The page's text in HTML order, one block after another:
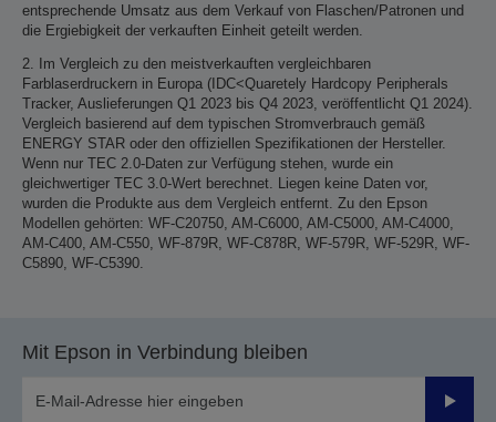
entsprechende Umsatz aus dem Verkauf von Flaschen/Patronen und
die Ergiebigkeit der verkauften Einheit geteilt werden.
2. Im Vergleich zu den meistverkauften vergleichbaren
Farblaserdruckern in Europa (IDC<Quaretely Hardcopy Peripherals
Tracker, Auslieferungen Q1 2023 bis Q4 2023, veröffentlicht Q1 2024).
Vergleich basierend auf dem typischen Stromverbrauch gemäß
ENERGY STAR oder den offiziellen Spezifikationen der Hersteller.
Wenn nur TEC 2.0-Daten zur Verfügung stehen, wurde ein
gleichwertiger TEC 3.0-Wert berechnet. Liegen keine Daten vor,
wurden die Produkte aus dem Vergleich entfernt. Zu den Epson
Modellen gehörten: WF-C20750, AM-C6000, AM-C5000, AM-C4000,
AM-C400, AM-C550, WF-879R, WF-C878R, WF-579R, WF-529R, WF-
C5890, WF-C5390.
Mit Epson in Verbindung bleiben